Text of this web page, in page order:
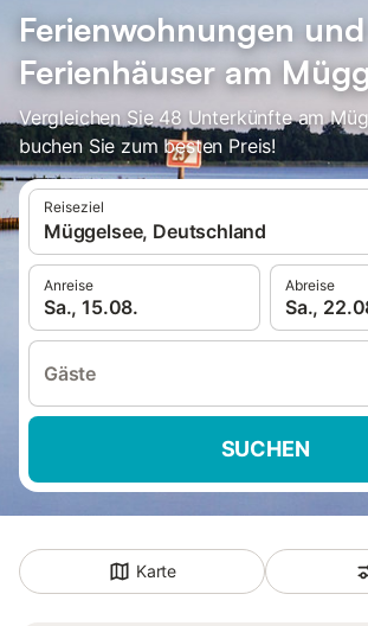
Ferienwohnungen und
Ferienhäuser am
Vergleichen Sie 48 Unterkünfte am
buchen Sie zum besten Preis!
Reiseziel
Müggelsee, Deutschland
Anreise
Sa., 15.08.
Abreise
Sa.,
Gäste
SUCHEN
Karte